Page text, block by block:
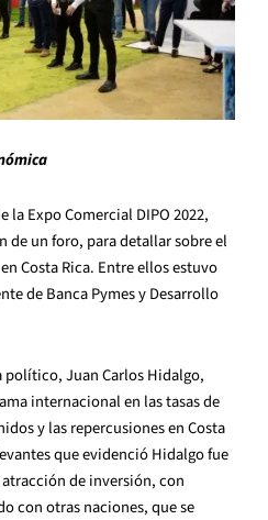
la Expo Comercial DIPO 2022,
de un foro, para detallar sobre el
Costa Rica. Entre ellos estuvo
de Banca Pymes y Desarrollo
Juan Carlos Hidalgo,
internacional en las tasas de
y las repercusiones en Costa
que evidenció Hidalgo fue
de inversión, con
con otras naciones, que se